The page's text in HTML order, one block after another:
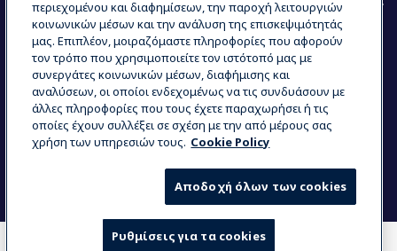
COUNTRY AND LANGUAGE
Η ΕΠΙΛΟΓΉ ΣΑΣ: ΕΛΛΗΝΙΚΆ
Data Privacy Statement
Cookie Policy
Όροι και προϋποθέσεις
περιεχομένου και διαφημίσεων, την παροχή λειτουργιών
κοινωνικών μέσων και την ανάλυση της επισκεψιμότητάς
μας. Επιπλέον, μοιραζόμαστε πληροφορίες που αφορούν
τον τρόπο που χρησιμοποιείτε τον ιστότοπό μας με
συνεργάτες κοινωνικών μέσων, διαφήμισης και
αναλύσεων, οι οποίοι ενδεχομένως να τις συνδυάσουν με
άλλες πληροφορίες που τους έχετε παραχωρήσει ή τις
οποίες έχουν συλλέξει σε σχέση με την από μέρους σας
χρήση των υπηρεσιών τους. Cookie Policy
Αποδοχή όλων των cookies
Ρυθμίσεις για τα cookies